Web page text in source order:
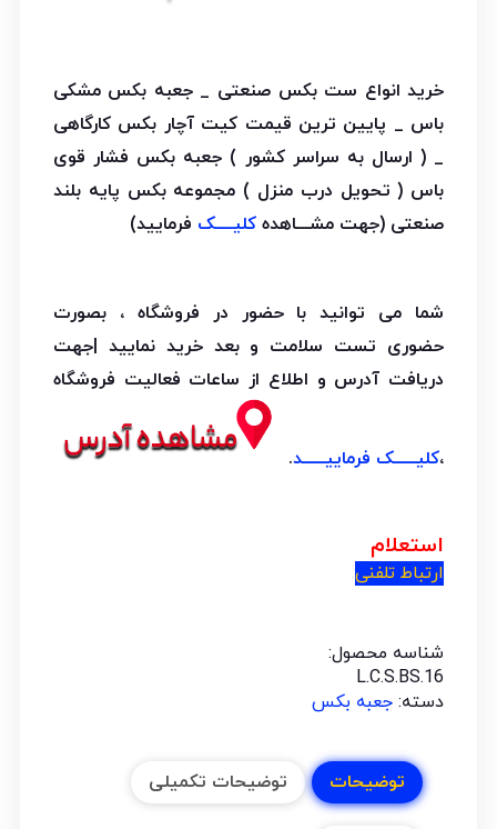
خرید انواع ست بکس صنعتی _ جعبه بکس مشکی
باس _ پایین ترین قیمت کیت آچار بکس کارگاهی
_ ( ارسال به سراسر کشور ) جعبه بکس فشار قوی
باس ( تحویل درب منزل ) مجموعه بکس پایه بلند
صنعتی (جهت مشـــاهده کلیــــک فرمایید)
شما می توانید با حضور در فروشگاه ، بصورت
حضوری تست سلامت و بعد خرید نمایید |جهت
دریافت آدرس و اطلاع از ساعات فعالیت فروشگاه
،کلیـــــک فرماییـــــد.
استعلام
ارتباط تلفنی
شناسه محصول:
L.C.S.BS.16
دسته: جعبه بکس
توضیحات توضیحات تکمیلی